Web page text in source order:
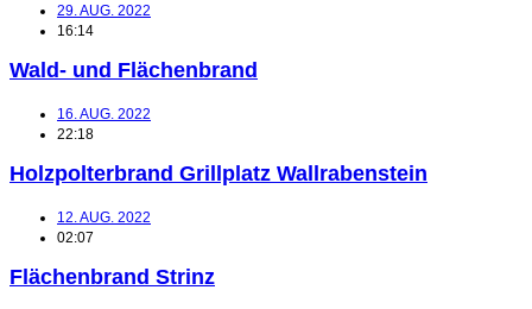
29. AUG. 2022
16:14
Wald- und Flächenbrand
16. AUG. 2022
22:18
Holzpolterbrand Grillplatz Wallrabenstein
12. AUG. 2022
02:07
Flächenbrand Strinz